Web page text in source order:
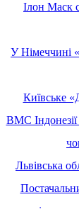
Ілон Маск
У Німеччині
Київське
ВМС
Львівська